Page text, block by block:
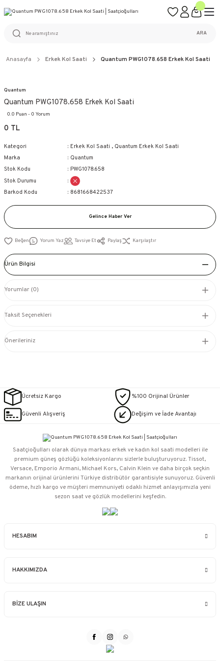
%100 ORİJİNAL ÜRÜN GARANTİSİ
ARA
Anasayfa Erkek Kol Saati Quantum PWG1078.658 Erkek Kol Saati
Quantum
Quantum PWG1078.658 Erkek Kol Saati
0.0 Puan - 0 Yorum
0 TL
Kategori Erkek Kol Saati , Quantum Erkek Kol Saati
Marka
Quantum
Stok Kodu
PWG1078.658
Stok Durumu
Barkod Kodu
8681668422537
Gelince Haber Ver
Yorum Yaz Tavsiye Et Paylaş Karşılaştır
Ürün Bilgisi
Yorumlar (0)
Taksit Seçenekleri
Önerileriniz
Ücretsiz Kargo %100 Orijinal Ürünler
Güvenli Alışveriş Değişim ve İade Avantajı
HESABIM
HAKKIMIZDA
BİZE ULAŞIN
Saatçioğulları⁠ olarak dünya markası erkek ve kadın kol saati modelleri ile
premium güneş gözlüğü koleksiyonlarını sizlerle buluşturuyoruz. Tissot,
Versace, Emporio Armani, Michael Kors, Calvin Klein ve daha birçok seçkin
markanın orijinal ürünlerini Türkiye distribütör garantisiyle sunuyoruz. Güvenli
ödeme, hızlı kargo ve müşteri memnuniyeti odaklı hizmet anlayışımızla yeni
sezon saat ve gözlük modellerini keşfedin.